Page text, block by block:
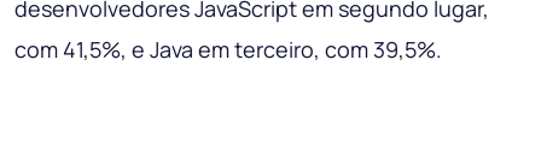
desenvolvedores JavaScript em segundo lugar,
com 41,5%, e Java em terceiro, com 39,5%.